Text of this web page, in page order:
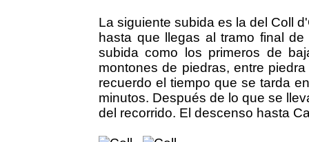
La siguiente subida es la del Coll
hasta que llegas al tramo final
subida como los primeros de
montones de piedras, entre
recuerdo el tiempo que se tarda
minutos. Después de lo que se
del recorrido. El descenso hasta